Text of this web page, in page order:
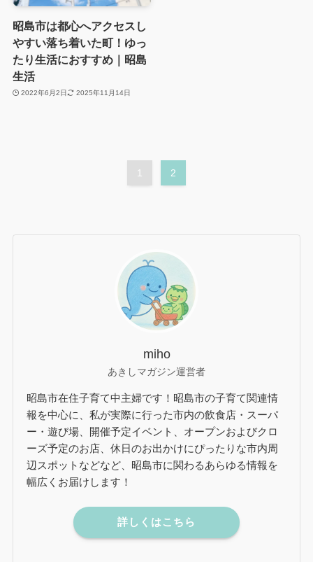
昭島市は都心へアクセスし
やすい落ち着いた町！ゆっ
たり生活におすすめ｜昭島
生活
2022年6月2日 2025年11月14日
1 2
miho
あきしマガジン運営者
昭島市在住子育て中主婦です！昭島市の子育て関連情
報を中心に、私が実際に行った市内の飲食店・スーパ
ー・遊び場、開催予定イベント、オープンおよびクロ
ーズ予定のお店、休日のお出かけにぴったりな市内周
辺スポットなどなど、昭島市に関わるあらゆる情報を
幅広くお届けします！
詳しくはこちら